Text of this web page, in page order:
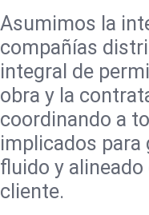
Asumimos la
compañías
integral de
obra y la
coordinando a
implicados para
fluido y
cliente.